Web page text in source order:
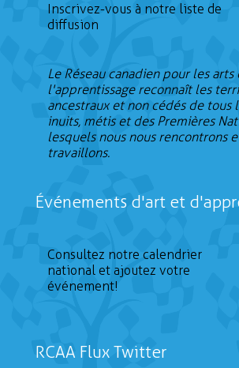
Inscrivez-vous à notre liste de
diffusion
Le Réseau canadien pour les arts
l'apprentissage reconnaît les
ancestraux et non cédés de tous
inuits, métis et des Premières
lesquels nous nous rencontrons
travaillons.
Événements d'art et
Consultez notre calendrier
national et ajoutez votre
événement!
RCAA Flux Twitter